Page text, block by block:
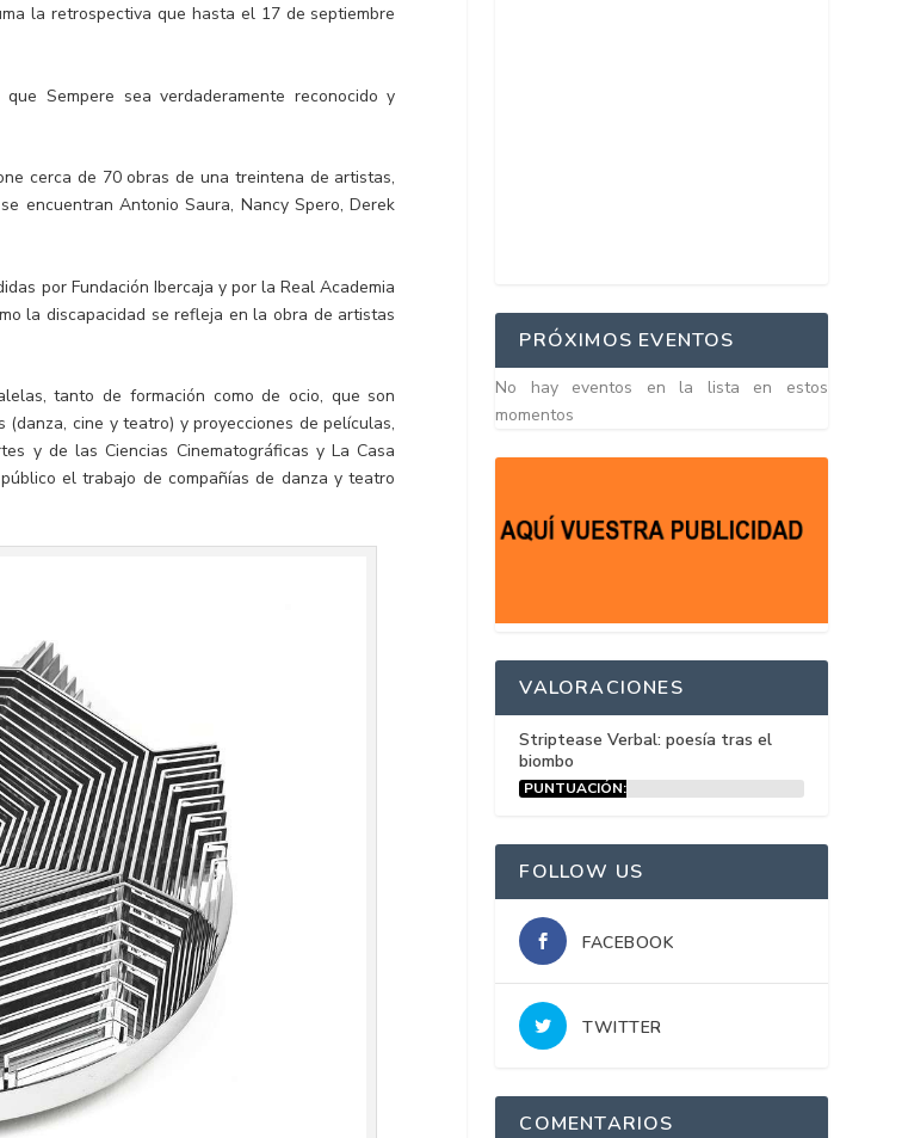
la retrospectiva que hasta el 17 de septiembre
Sempere sea verdaderamente reconocido y
cerca de 70 obras de una treintena de artistas,
encuentran Antonio Saura, Nancy Spero, Derek
por Fundación Ibercaja y por la Real Academia
la discapacidad se refleja en la obra de artistas
tanto de formación como de ocio, que son
cine y teatro) y proyecciones de películas,
y de las Ciencias Cinematográficas y La Casa
el trabajo de compañías de danza y teatro
PRÓXIMOS EVENTOS
No hay eventos en la lista en estos
momentos
VALORACIONES
Striptease Verbal: poesía tras el
biombo
PUNTUACIÓN:
FOLLOW US
FACEBOOK
TWITTER
COMENTARIOS